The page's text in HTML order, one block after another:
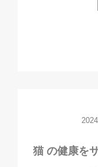
猫 の健康を